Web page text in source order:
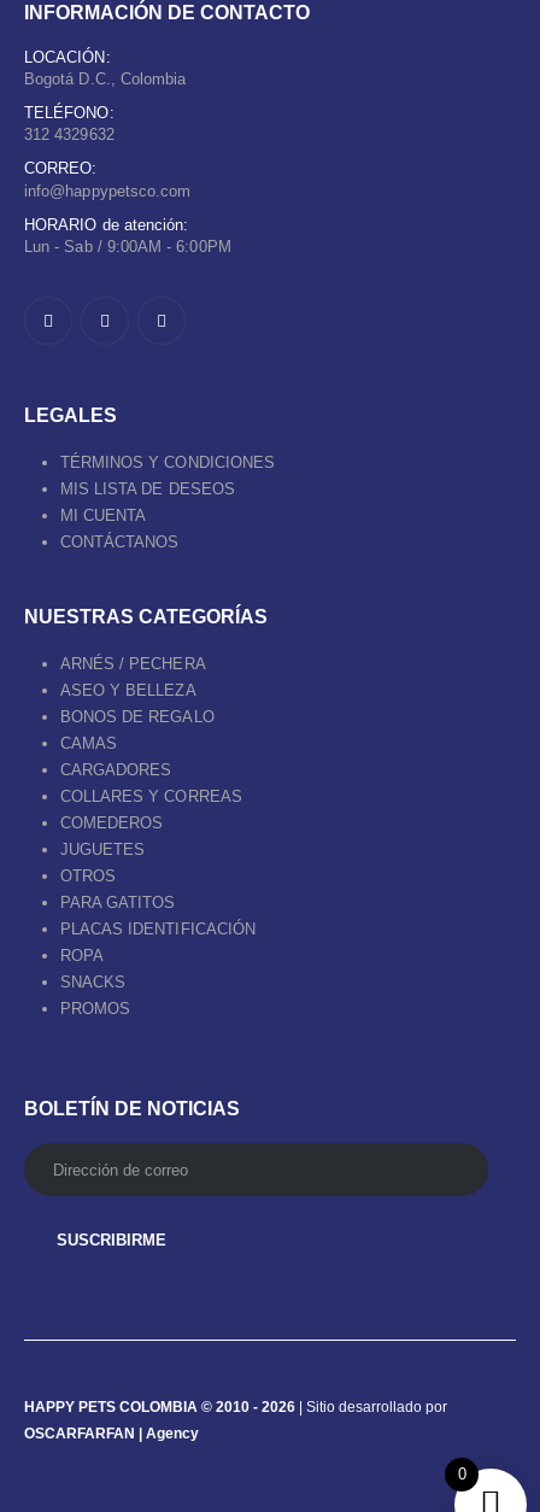
INFORMACIÓN DE CONTACTO
LOCACIÓN:
Bogotá D.C., Colombia
TELÉFONO:
312 4329632
CORREO:
info@happypetsco.com
HORARIO de atención:
Lun - Sab / 9:00AM - 6:00PM
LEGALES
TÉRMINOS Y CONDICIONES
MIS LISTA DE DESEOS
MI CUENTA
CONTÁCTANOS
NUESTRAS CATEGORÍAS
ARNÉS / PECHERA
ASEO Y BELLEZA
BONOS DE REGALO
CAMAS
CARGADORES
COLLARES Y CORREAS
COMEDEROS
JUGUETES
OTROS
PARA GATITOS
PLACAS IDENTIFICACIÓN
ROPA
SNACKS
PROMOS
BOLETÍN DE NOTICIAS
HAPPY PETS COLOMBIA © 2010 - 2026 | Sitio desarrollado por
OSCARFARFAN | Agency
0